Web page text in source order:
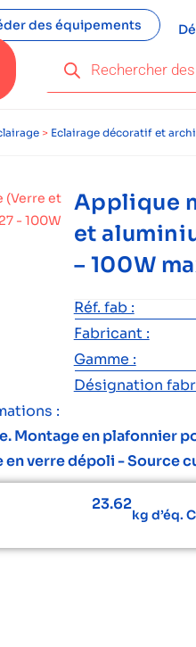
des équipements
> Eclairage décoratif et
Applique
et
– 100W
Réf. fab :
Fabricant :
Gamme :
Désignation
:
Montage en plafonnier
verre dépoli - Source
23.62
kg d’éq.